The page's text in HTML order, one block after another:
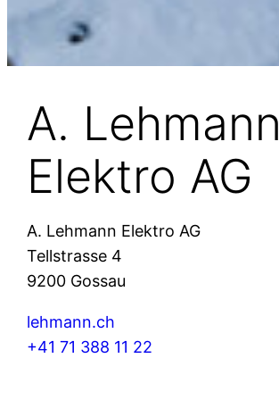
A. Lehmann
Elektro AG
A. Lehmann Elektro AG
Tellstrasse 4
9200 Gossau
lehmann.ch
+41 71 388 11 22